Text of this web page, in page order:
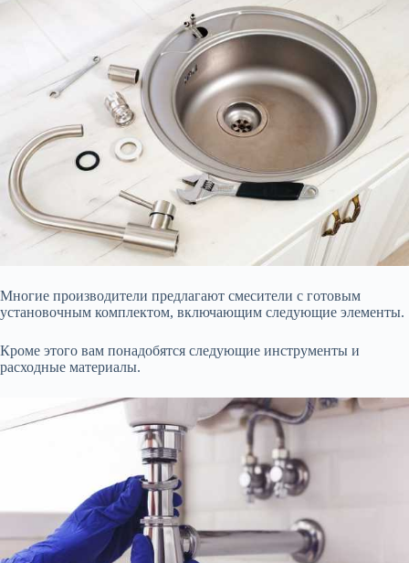
Многие производители предлагают смесители с готовым
установочным комплектом, включающим следующие элементы.
Кроме этого вам понадобятся следующие инструменты и
расходные материалы.